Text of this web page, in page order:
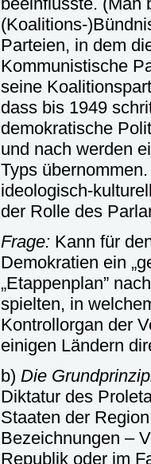
(Koalitions-
Parteien, in dem
Kommunistische
seine
dass bis 1949
demokratische
und nach werden
Typs
ideologisch-
der Rolle des
Frage: Kann für
Demokratien ein
„Etappenplan”
spielten, in
Kontrollorgan der
einigen Ländern
b) Die
Diktatur des
Staaten der
Bezeichnungen –
Republik oder im